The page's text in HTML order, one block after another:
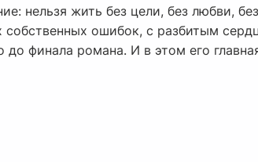
нельзя жить без цели, без любви,
собственных ошибок, с разбитым
до финала романа. И в этом его